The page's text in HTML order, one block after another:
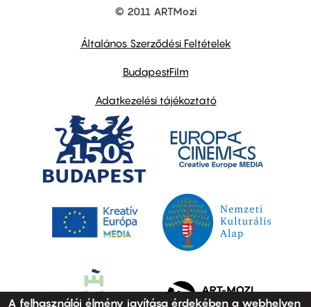
© 2011 ARTMozi
Általános Szerződési Feltételek
BudapestFilm
Adatkezelési tájékoztató
A felhasználói élmény javítása érdekében a webhelyen